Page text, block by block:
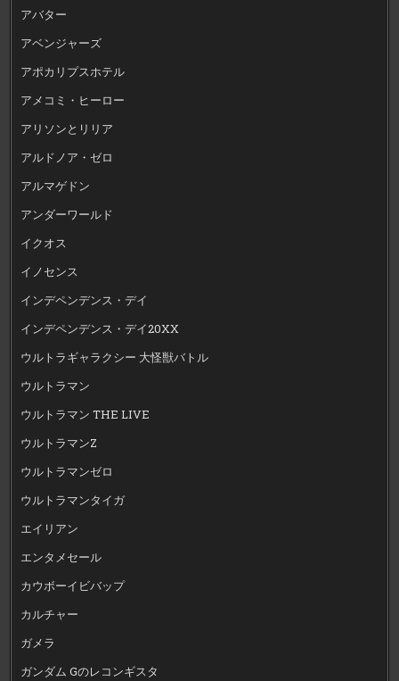
アバター
アベンジャーズ
アポカリプスホテル
アメコミ・ヒーロー
アリソンとリリア
アルドノア・ゼロ
アルマゲドン
アンダーワールド
イクオス
イノセンス
インデペンデンス・デイ
インデペンデンス・デイ20XX
ウルトラギャラクシー 大怪獣バトル
ウルトラマン
ウルトラマン THE LIVE
ウルトラマンZ
ウルトラマンゼロ
ウルトラマンタイガ
エイリアン
エンタメセール
カウボーイビバップ
カルチャー
ガメラ
ガンダム Gのレコンギスタ